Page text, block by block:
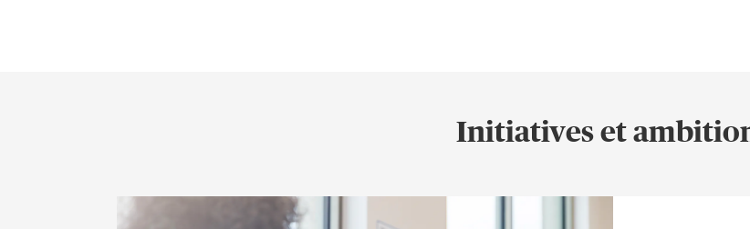
Initiatives et